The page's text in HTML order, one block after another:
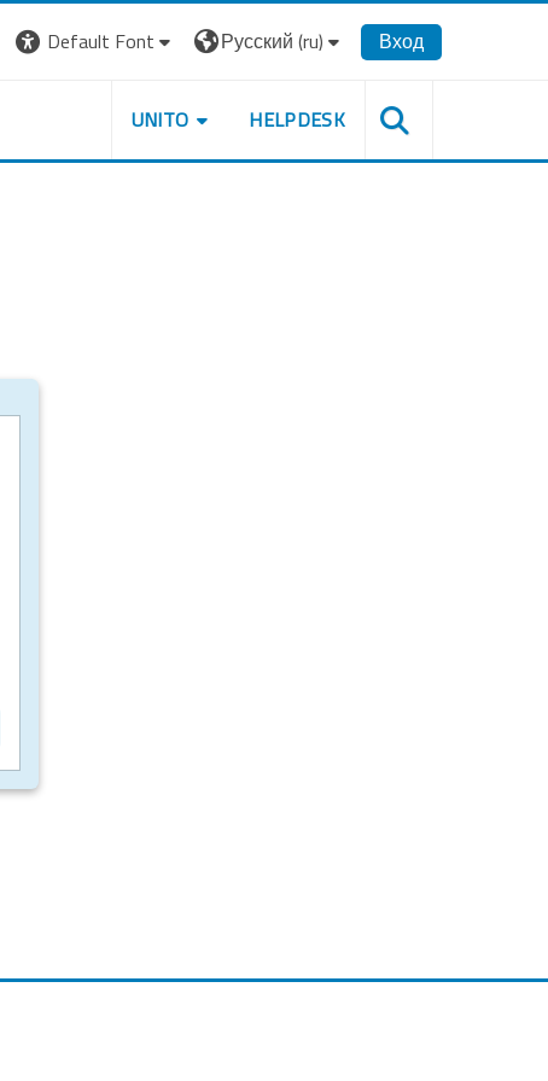
Default Font
Русский ‎(ru)‎ Вход
UNITO HELPDESK